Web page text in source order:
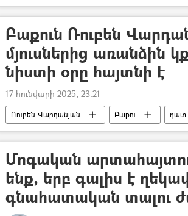
Բաքուն Ռուբեն
մյուսներից առանձին
նիստի օրը հայտնի է
17 հունվարի 2025, 23:21
Ռուբեն Վարդանյան Բաքու դատ
գերի
Ադրբեջան հայ-
Մոգական
ենք, երբ գալիս է
գնահատական տալու